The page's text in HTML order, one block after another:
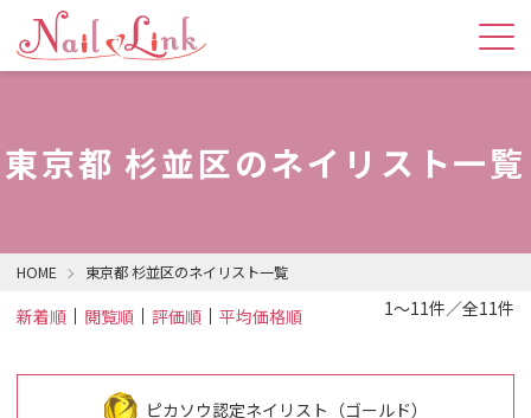
東京都 杉並区のネイリスト一覧
HOME 東京都 杉並区のネイリスト一覧
新着順 閲覧順 評価順 平均価格順 1～11件／全11件
ピカソウ認定ネイリスト（ゴールド）